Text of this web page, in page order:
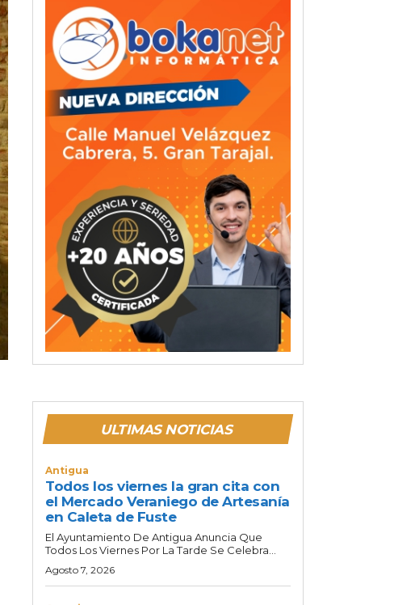
ULTIMAS NOTICIAS
Antigua
Todos los viernes la gran cita con
el Mercado Veraniego de Artesanía
en Caleta de Fuste
El Ayuntamiento De Antigua Anuncia Que
Todos Los Viernes Por La Tarde Se Celebra...
Agosto 7, 2026